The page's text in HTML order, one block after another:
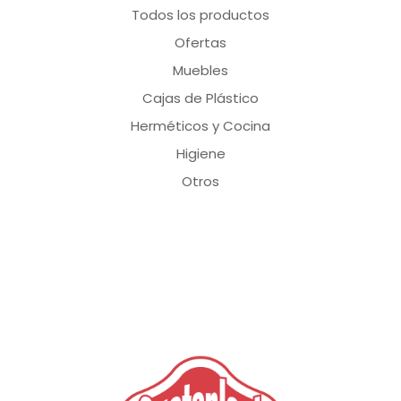
Todos los productos
Ofertas
Muebles
Cajas de Plástico
Herméticos y Cocina
Higiene
Otros